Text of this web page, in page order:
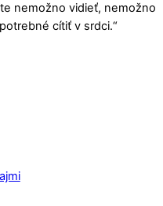
nemožno vidieť, nemožno
cítiť v srdci.“